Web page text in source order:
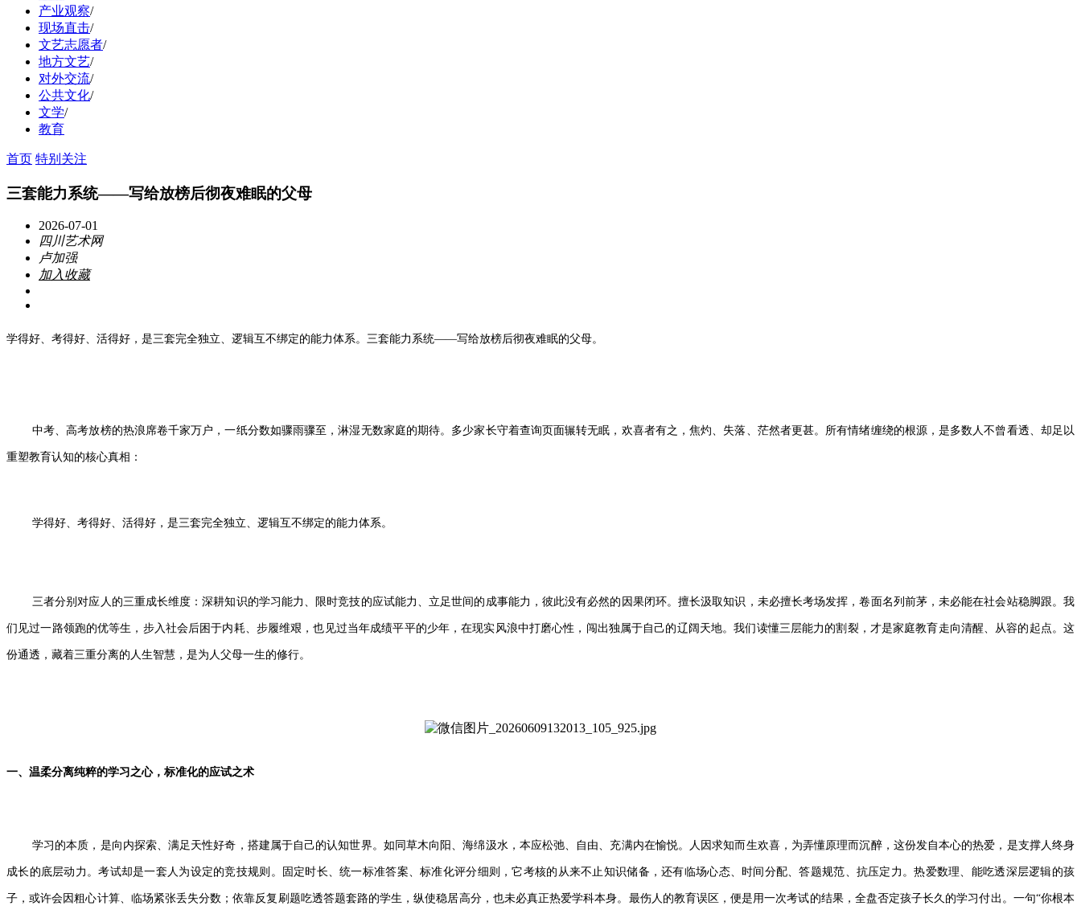
产业观察/
现场直击/
文艺志愿者/
地方文艺/
对外交流/
公共文化/
文学/
教育
首页 特别关注
三套能力系统——写给放榜后彻夜难眠的父母
2026-07-01
四川艺术网
卢加强
加入收藏
学得好、考得好、活得好，是三套完全独立、逻辑互不绑定的能力体系。三套能力系统——写给放榜后彻夜难眠的父母。
中考、高考放榜的热浪席卷千家万户，一纸分数如骤雨骤至，淋湿无数家庭的期待。多少家长守着查询页面辗转无眠，欢喜者有之，焦灼、失落、茫然者更甚。所有情绪缠绕的根源，是多数人不曾看透、却足以
重塑教育认知的核心真相：
学得好、考得好、活得好，是三套完全独立、逻辑互不绑定的能力体系。
三者分别对应人的三重成长维度：深耕知识的学习能力、限时竞技的应试能力、立足世间的成事能力，彼此没有必然的因果闭环。擅长汲取知识，未必擅长考场发挥，卷面名列前茅，未必能在社会站稳脚跟。我
们见过一路领跑的优等生，步入社会后困于内耗、步履维艰，也见过当年成绩平平的少年，在现实风浪中打磨心性，闯出独属于自己的辽阔天地。我们读懂三层能力的割裂，才是家庭教育走向清醒、从容的起点。这
份通透，藏着三重分离的人生智慧，是为人父母一生的修行。
一、温柔分离纯粹的学习之心，标准化的应试之术
学习的本质，是向内探索、满足天性好奇，搭建属于自己的认知世界。如同草木向阳、海绵汲水，本应松弛、自由、充满内在愉悦。人因求知而生欢喜，为弄懂原理而沉醉，这份发自本心的热爱，是支撑人终身
成长的底层动力。考试却是一套人为设定的竞技规则。固定时长、统一标准答案、标准化评分细则，它考核的从来不止知识储备，还有临场心态、时间分配、答题规范、抗压定力。热爱数理、能吃透深层逻辑的孩
子，或许会因粗心计算、临场紧张丢失分数；依靠反复刷题吃透答题套路的学生，纵使稳居高分，也未必真正热爱学科本身。最伤人的教育误区，便是用一次考试的结果，全盘否定孩子长久的学习付出。一句“你根本